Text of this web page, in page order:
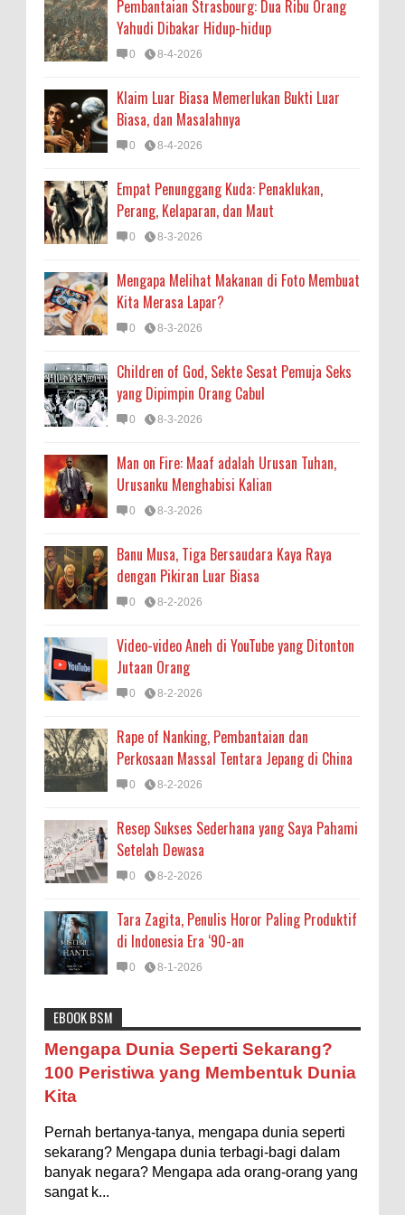
Pembantaian Strasbourg: Dua Ribu Orang
Yahudi Dibakar Hidup-hidup
0 8-4-2026
Klaim Luar Biasa Memerlukan Bukti Luar
Biasa, dan Masalahnya
0 8-4-2026
Empat Penunggang Kuda: Penaklukan,
Perang, Kelaparan, dan Maut
0 8-3-2026
Mengapa Melihat Makanan di Foto Membuat
Kita Merasa Lapar?
0 8-3-2026
Children of God, Sekte Sesat Pemuja Seks
yang Dipimpin Orang Cabul
0 8-3-2026
Man on Fire: Maaf adalah Urusan Tuhan,
Urusanku Menghabisi Kalian
0 8-3-2026
Banu Musa, Tiga Bersaudara Kaya Raya
dengan Pikiran Luar Biasa
0 8-2-2026
Video-video Aneh di YouTube yang Ditonton
Jutaan Orang
0 8-2-2026
Rape of Nanking, Pembantaian dan
Perkosaan Massal Tentara Jepang di China
0 8-2-2026
Resep Sukses Sederhana yang Saya Pahami
Setelah Dewasa
0 8-2-2026
Tara Zagita, Penulis Horor Paling Produktif
di Indonesia Era ‘90-an
0 8-1-2026
Astronomi Biologi Budaya Buku
Bumi
Entertainment
Fakta & Statistik Fauna
Filsafat
Flora
Internasional
Internet Iptek
Istilah Ilmiah
Makanan & Minuman
Misteri Mitologi
Nature
Mengapa Negara Miskin Tidak Mencetak
Uang yang Banyak saja biar Kaya?
Ilustrasi/istimewa Jawaban untuk pertanyaan itu
Ukuran 1 Kaki itu Berapa Meter?
Ilustrasi/ginersnow.com Di Inggris dan Amerika,
EBOOK BSM
Mengapa Dunia Seperti Sekarang?
100 Peristiwa yang Membentuk Dunia
Kita
Pernah bertanya-tanya, mengapa dunia seperti
sekarang? Mengapa dunia terbagi-bagi dalam
banyak negara? Mengapa ada orang-orang yang
sangat k...